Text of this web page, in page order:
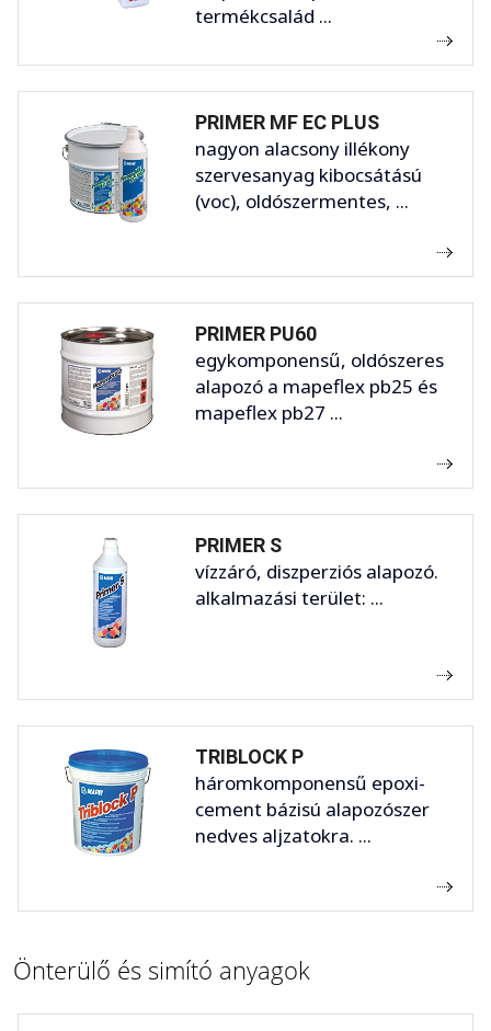
termékcsalád ...
PRIMER MF EC PLUS
nagyon alacsony illékony
szervesanyag kibocsátású
(voc), oldószermentes, ...
PRIMER PU60
egykomponensű, oldószeres
alapozó a mapeflex pb25 és
mapeflex pb27 ...
PRIMER S
vízzáró, diszperziós alapozó.
alkalmazási terület: ...
TRIBLOCK P
háromkomponensű epoxi-
cement bázisú alapozószer
nedves aljzatokra. ...
Önterülő és simító anyagok